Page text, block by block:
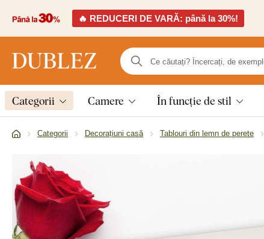
🔥 REDUCERI DE VARĂ: până la 30%!
Categorii Camere În funcție de stil
Categorii Decorațiuni casă Tablouri din lemn de perete